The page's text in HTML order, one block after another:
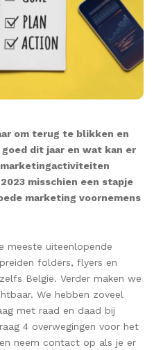
om terug te blikken en
dit jaar en wat kan er
misschien een stapje
marketing voornemens
meeste uiteenlopende
folders, flyers en
België. Verder maken we
We hebben zoveel
met raad en daad bij
4 overwegingen voor het
neem contact op als je er